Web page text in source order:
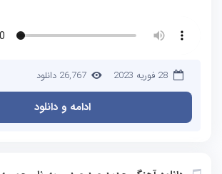
28 فوریه 2023 26,767 دانلود
ادامه و دانلود